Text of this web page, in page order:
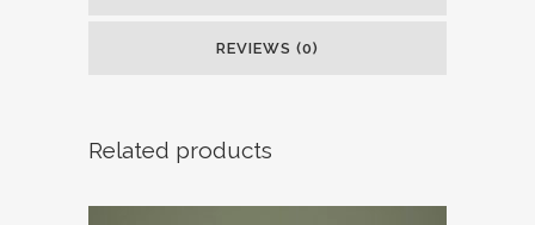
REVIEWS (0)
Related products